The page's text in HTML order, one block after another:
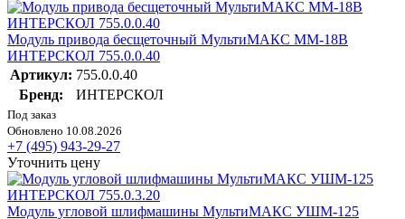
Модуль привода бесщеточный МультиМАКС ММ-18В
ИНТЕРСКОЛ 755.0.0.40
Артикул: 755.0.0.40
Бренд:
ИНТЕРСКОЛ
Под заказ
Обновлено 10.08.2026
+7 (495) 943-29-27
Уточнить цену
Модуль угловой шлифмашины МультиМАКС УШМ-125